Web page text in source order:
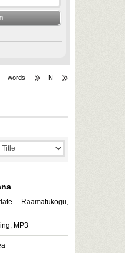
words
N
Raamatukogu,
MP3